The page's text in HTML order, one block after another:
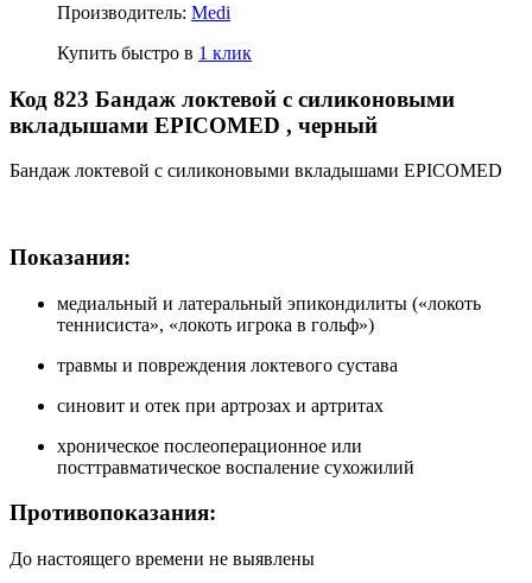
Производитель: Medi
Купить быстро в 1 клик
Код 823 Бандаж локтевой с силиконовыми
вкладышами EPICOMED , черный
Бандаж локтевой с силиконовыми вкладышами EPICOMED
Показания:
медиальный и латеральный эпикондилиты («локоть
теннисиста», «локоть игрока в гольф»)
травмы и повреждения локтевого сустава
синовит и отек при артрозах и артритах
хроническое послеоперационное или
посттравматическое воспаление сухожилий
Противопоказания:
До настоящего времени не выявлены